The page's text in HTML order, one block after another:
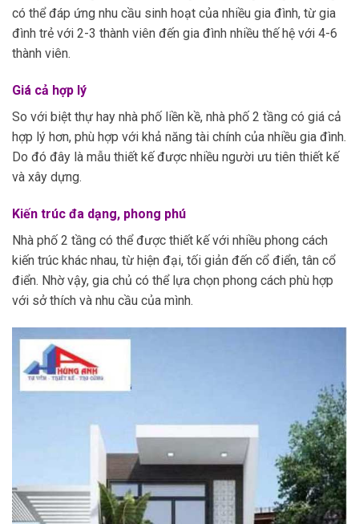
có thể đáp ứng nhu cầu sinh hoạt của nhiều gia đình, từ gia
đình trẻ với 2-3 thành viên đến gia đình nhiều thế hệ với 4-6
thành viên.
Giá cả hợp lý
So với biệt thự hay nhà phố liền kề, nhà phố 2 tầng có giá cả
hợp lý hơn, phù hợp với khả năng tài chính của nhiều gia đình.
Do đó đây là mẫu thiết kế được nhiều người ưu tiên thiết kế
và xây dựng.
Kiến trúc đa dạng, phong phú
Nhà phố 2 tầng có thể được thiết kế với nhiều phong cách
kiến trúc khác nhau, từ hiện đại, tối giản đến cổ điển, tân cổ
điển. Nhờ vậy, gia chủ có thể lựa chọn phong cách phù hợp
với sở thích và nhu cầu của mình.